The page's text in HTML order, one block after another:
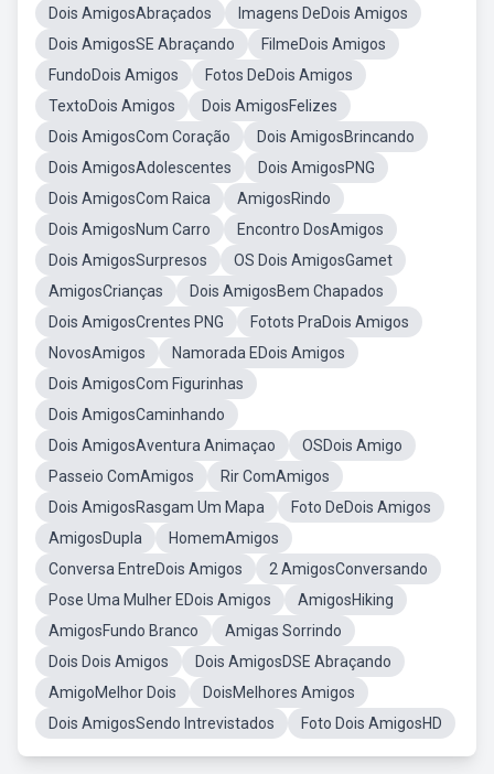
Dois AmigosAbraçados
Imagens DeDois Amigos
Dois AmigosSE Abraçando
FilmeDois Amigos
FundoDois Amigos
Fotos DeDois Amigos
TextoDois Amigos
Dois AmigosFelizes
Dois AmigosCom Coração
Dois AmigosBrincando
Dois AmigosAdolescentes
Dois AmigosPNG
Dois AmigosCom Raica
AmigosRindo
Dois AmigosNum Carro
Encontro DosAmigos
Dois AmigosSurpresos
OS Dois AmigosGamet
AmigosCrianças
Dois AmigosBem Chapados
Dois AmigosCrentes PNG
Fotots PraDois Amigos
NovosAmigos
Namorada EDois Amigos
Dois AmigosCom Figurinhas
Dois AmigosCaminhando
Dois AmigosAventura Animaçao
OSDois Amigo
Passeio ComAmigos
Rir ComAmigos
Dois AmigosRasgam Um Mapa
Foto DeDois Amigos
AmigosDupla
HomemAmigos
Conversa EntreDois Amigos
2 AmigosConversando
Pose Uma Mulher EDois Amigos
AmigosHiking
AmigosFundo Branco
Amigas Sorrindo
Dois Dois Amigos
Dois AmigosDSE Abraçando
AmigoMelhor Dois
DoisMelhores Amigos
Dois AmigosSendo Intrevistados
Foto Dois AmigosHD